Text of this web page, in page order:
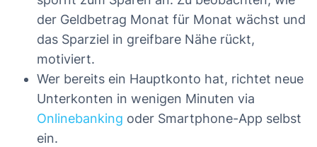
der Geldbetrag Monat für Monat wächst und
das Sparziel in greifbare Nähe rückt,
motiviert.
Wer bereits ein Hauptkonto hat, richtet neue
Unterkonten in wenigen Minuten via
Onlinebanking oder Smartphone-App selbst
ein.